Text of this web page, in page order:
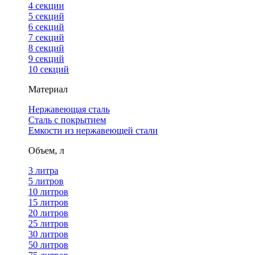
4 cекции
5 секций
6 секций
7 секций
8 секций
9 секций
10 секций
Материал
Нержавеющая сталь
Сталь с покрытием
Емкости из нержавеющей стали
Объем, л
3 литра
5 литров
10 литров
15 литров
20 литров
25 литров
30 литров
50 литров